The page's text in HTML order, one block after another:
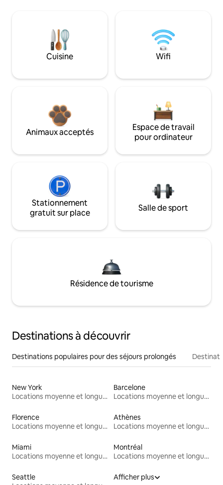
Cuisine Wifi
Animaux acceptés
Espace de travail
pour ordinateur
Stationnement
gratuit sur place
Salle de sport
Résidence de tourisme
Destinations à découvrir
Destinations populaires pour des séjours prolongés
New York
Locations moyenne et longue durée
Barcelone
Locations moyenne et longue durée
Florence
Locations moyenne et longue durée
Athènes
Locations moyenne et longue durée
Miami
Locations moyenne et longue durée
Montréal
Locations moyenne et longue durée
Seattle
Afficher plus